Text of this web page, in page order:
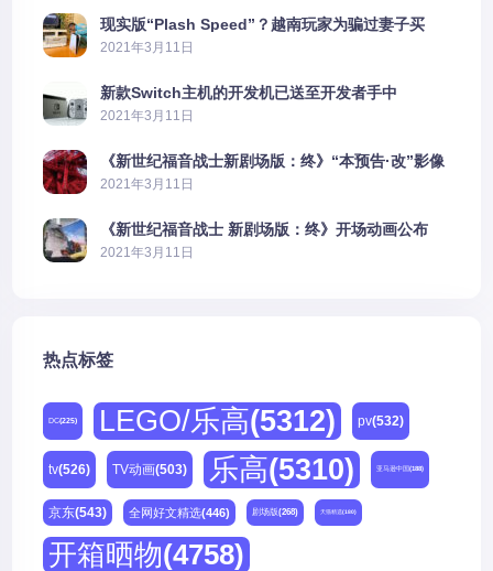
现实版“Plash Speed”？越南玩家为骗过妻子买
PS5上演好戏
2021年3月11日
新款Switch主机的开发机已送至开发者手中
2021年3月11日
《新世纪福音战士新剧场版：终》“本预告·改”影像
公开
2021年3月11日
《新世纪福音战士 新剧场版：终》开场动画公布
2021年3月11日
热点标签
DC(225) LEGO/乐高(5312) pv(532)
tv(526) TV动画(503) 乐高(5310) 亚马逊中国(188)
京东(543) 全网好文精选(446) 剧场版(268) 天猫精选(180)
开箱晒物(4758)